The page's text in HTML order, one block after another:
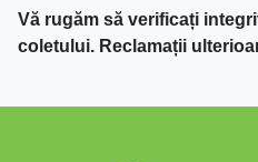
Vă rugăm să verificați
coletului. Reclamații